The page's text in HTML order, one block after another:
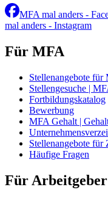
MFA mal anders -
mal anders - Instagram
Für MFA
Stellenangebote für
Stellengesuche |
Fortbildungskatalog
Bewerbung
MFA Gehalt |
Stellenangebote für
Häufige Fragen
Für Arbeitgeber